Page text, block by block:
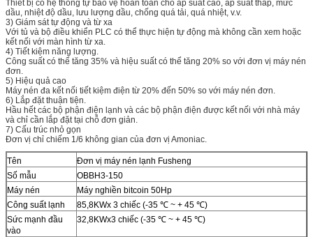
Thiết bị có hệ thống tự bảo vệ hoàn toàn cho áp suất cao, áp suất thấp, mức
dầu, nhiệt độ dầu, lưu lượng dầu, chống quá tải, quá nhiệt, v.v.
3) Giám sát tự động và từ xa
Với tủ và bộ điều khiển PLC có thể thực hiện tự động mà không cần xem hoặc
kết nối với màn hình từ xa.
4) Tiết kiệm năng lượng.
Công suất có thể tăng 35% và hiệu suất có thể tăng 20% ​​so với đơn vị máy nén
đơn.
5) Hiệu quả cao
Máy nén đa kết nối tiết kiệm điện từ 20% đến 50% so với máy nén đơn.
6) Lắp đặt thuận tiện.
Hầu hết các bộ phận điện lạnh và các bộ phận điện được kết nối với nhà máy
và chỉ cần lắp đặt tại chỗ đơn giản.
7) Cấu trúc nhỏ gọn
Đơn vị chỉ chiếm 1/6 không gian của đơn vị Amoniac.
Tên
Đơn vị máy nén lạnh Fusheng
Số mẫu
OBBH3-150
Máy nén
Máy nghiền bitcoin 50Hp
Công suất lạnh
85,8KWx 3 chiếc (-35 ℃ ~ + 45 ℃)
Sức mạnh đầu
vào
32,8KWx3 chiếc (-35 ℃ ~ + 45 ℃)